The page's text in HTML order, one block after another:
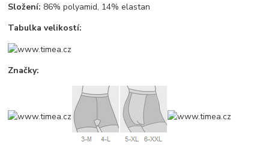
Složení: 86% polyamid, 14% elastan
Tabulka velikostí:
Značky: